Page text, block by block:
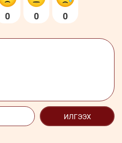
0 0 0
ИЛГЭЭХ